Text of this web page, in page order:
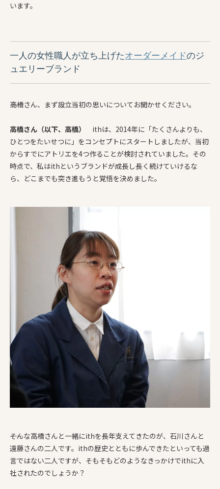
います。
一人の女性職人が立ち上げたオーダーメイドのジ
ュエリーブランド
――高橋さん、まず設立当初の思いについてお聞かせください。
高橋さん（以下、高橋）
ithは、2014年に「たくさんよりも、
ひとつをたいせつに」をコンセプトにスタートしましたが、当初
からすでにアトリエを4つ作ることが検討されていました。 その
時点で、 私はithというブランドが成長し長く続けていけるな
ら、どこまでも突き進もうと覚悟を決めました。
――そんな高橋さんと一緒にithを長年支えてきたのが、石川さんと
遠藤さんの二人です。ithの歴史とともに歩んできたといっても過
言ではない二人ですが、そもそもどのようなきっかけでithに入
社されたのでしょうか？